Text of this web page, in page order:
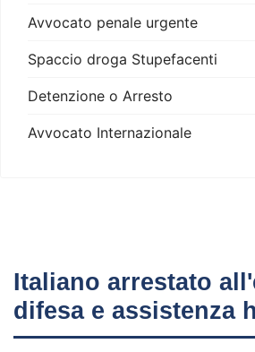
Avvocato penale urgente
Spaccio droga Stupefacenti
Detenzione o Arresto
Avvocato Internazionale
Italiano arrestato
difesa e assistenza